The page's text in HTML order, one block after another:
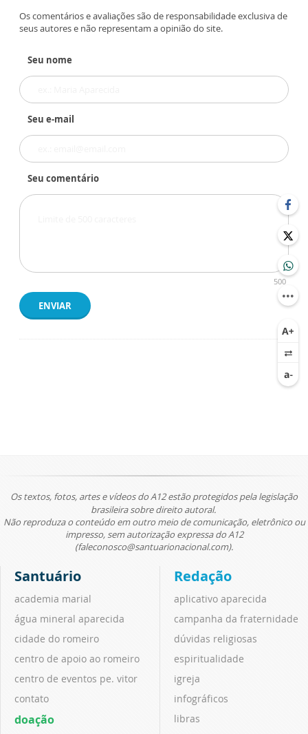
Os comentários e avaliações são de responsabilidade exclusiva de
seus autores e não representam a opinião do site.
Seu nome
Seu e-mail
Seu comentário
500
ENVIAR
Os textos, fotos, artes e vídeos do A12 estão protegidos pela legislação
brasileira sobre direito autoral.
Não reproduza o conteúdo em outro meio de comunicação, eletrônico ou
impresso, sem autorização expressa do A12
(faleconosco@santuarionacional.com).
Santuário
academia marial
água mineral aparecida
cidade do romeiro
centro de apoio ao romeiro
centro de eventos pe. vitor
contato
doação
Redação
aplicativo aparecida
campanha da fraternidade
dúvidas religiosas
espiritualidade
igreja
infográficos
libras